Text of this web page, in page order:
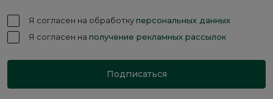
Я согласен на обработкуперсональных данных
Я согласен на получение рекламных рассылок
Подписаться